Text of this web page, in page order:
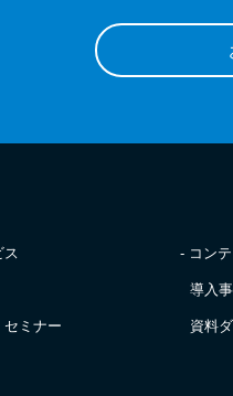
ス
セミナー
- コン
導入
資料